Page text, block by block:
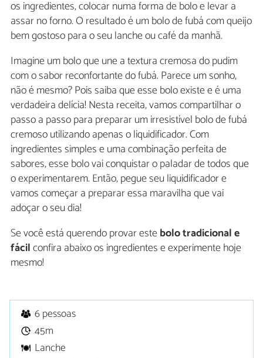
os ingredientes, colocar numa forma de bolo e levar a
assar no forno. O resultado é um bolo de fubá com queijo
bem gostoso para o seu lanche ou café da manhã.
Imagine um bolo que une a textura cremosa do pudim
com o sabor reconfortante do fubá. Parece um sonho,
não é mesmo? Pois saiba que esse bolo existe e é uma
verdadeira delícia! Nesta receita, vamos compartilhar o
passo a passo para preparar um irresistível bolo de fubá
cremoso utilizando apenas o liquidificador. Com
ingredientes simples e uma combinação perfeita de
sabores, esse bolo vai conquistar o paladar de todos que
o experimentarem. Então, pegue seu liquidificador e
vamos começar a preparar essa maravilha que vai
adoçar o seu dia!
Se você está querendo provar estebolo tradicional e
fácilconfira abaixo os ingredientes e experimente hoje
mesmo!
6 pessoas
45m
Lanche